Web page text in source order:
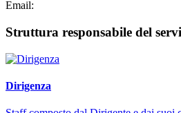
Email:
Struttura responsabile del
Dirigenza